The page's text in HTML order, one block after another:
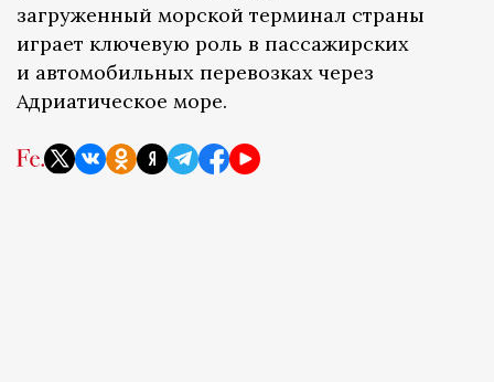
загруженный морской терминал страны
играет ключевую роль в пассажирских
и автомобильных перевозках через
Адриатическое море.